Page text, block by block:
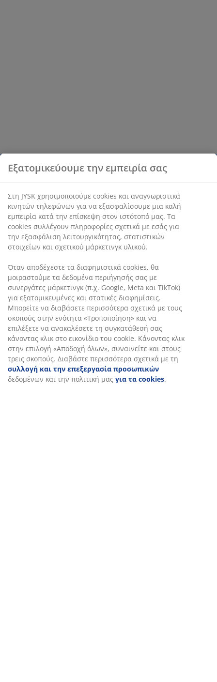
Εξατομικεύουμε την εμπειρία σας
Στη JYSK χρησιμοποιούμε cookies και αναγνωριστικά
κινητών τηλεφώνων για να εξασφαλίσουμε μια καλή
εμπειρία κατά την επίσκεψη στον ιστότοπό μας. Τα
cookies συλλέγουν πληροφορίες σχετικά με εσάς για
την εξασφάλιση λειτουργικότητας, στατιστικών
στοιχείων και σχετικού μάρκετινγκ υλικού.
Όταν αποδέχεστε τα διαφημιστικά cookies, θα
μοιραστούμε τα δεδομένα περιήγησής σας με
συνεργάτες μάρκετινγκ (π.χ. Google, Meta και TikTok)
για εξατομικευμένες και στατικές διαφημίσεις.
Μπορείτε να διαβάσετε περισσότερα σχετικά με τους
σκοπούς στην ενότητα «Τροποποίηση» και να
επιλέξετε να ανακαλέσετε τη συγκατάθεσή σας
κάνοντας κλικ στο εικονίδιο του cookie. Κάνοντας κλικ
στην επιλογή «Αποδοχή όλων», συναινείτε και στους
τρεις σκοπούς. Διαβάστε περισσότερα σχετικά με τη
συλλογή και την επεξεργασία προσωπικών
δεδομένων και την πολιτική μας για τα cookies.